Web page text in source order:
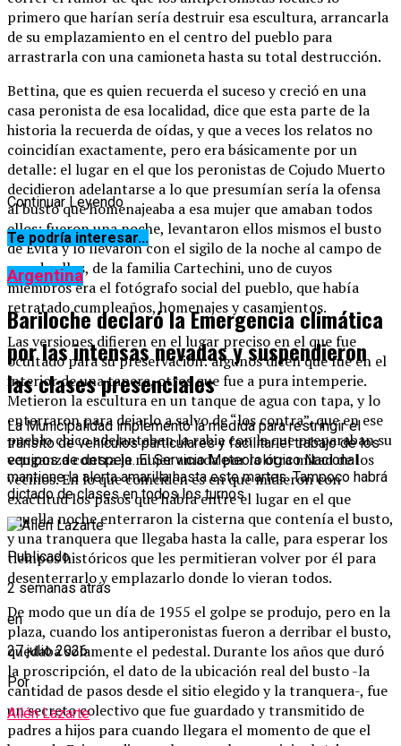
primero que harían sería destruir esa escultura, arrancarla
de su emplazamiento en el centro del pueblo para
arrastrarla con una camioneta hasta su total destrucción.
Bettina, que es quien recuerda el suceso y creció en una
casa peronista de esa localidad, dice que esta parte de la
historia la recuerda de oídas, y que a veces los relatos no
coincidían exactamente, pero era básicamente por un
detalle: el lugar en el que los peronistas de Cojudo Muerto
decidieron adelantarse a lo que presumían sería la ofensa
al busto que homenajeaba a esa mujer que amaban todos
ellos: fueron una noche, levantaron ellos mismos el busto
de Evita y lo llevaron con el sigilo de la noche al campo de
uno de ellos, de la familia Cartechini, uno de cuyos
miembros era el fotógrafo social del pueblo, que había
retratado cumpleaños, homenajes y casamientos.
Las versiones difieren en el lugar preciso en el que fue
ocultado para su preservación: algunos dicen que fue en el
interior de una tapera, otros que fue a pura intemperie.
Metieron la escultura en un tanque de agua con tapa, y lo
enterraron para dejarlo a salvo de “los contra”, que en ese
pueblo chico adelantaban la rabia con la que preparaban su
venganza contra la mujer amada por la otra mitad de los
vecinos. En lo que coinciden es en que midieron con
exactitud los pasos que había entre el lugar en el que
aquella noche enterraron la cisterna que contenía el busto,
y una tranquera que llegaba hasta la calle, para esperar los
tiempos históricos que les permitieran volver por él para
desenterrarlo y emplazarlo donde lo vieran todos.
De modo que un día de 1955 el golpe se produjo, pero en la
plaza, cuando los antiperonistas fueron a derribar el busto,
quedaba solamente el pedestal. Durante los años que duró
la proscripción, el dato de la ubicación real del busto -la
cantidad de pasos desde el sitio elegido y la tranquera-, fue
un secreto colectivo que fue guardado y transmitido de
padres a hijos para cuando llegara el momento de que el
Continuar Leyendo
Te podría interesar...
Argentina
Bariloche declaró la Emergencia climática
por las intensas nevadas y suspendieron
las clases presenciales
La Municipalidad implementó la medida para restringir el
tránsito de vehículos particulares y facilitar el trabajo de los
equipos de despeje. El Servicio Meteorológico Nacional
mantiene la alerta amarilla hasta este martes. Tampoco habrá
dictado de clases en todos los turnos.
Publicado
2 semanas atrás
en
27 julio 2026
Por
Ailén Lazarte